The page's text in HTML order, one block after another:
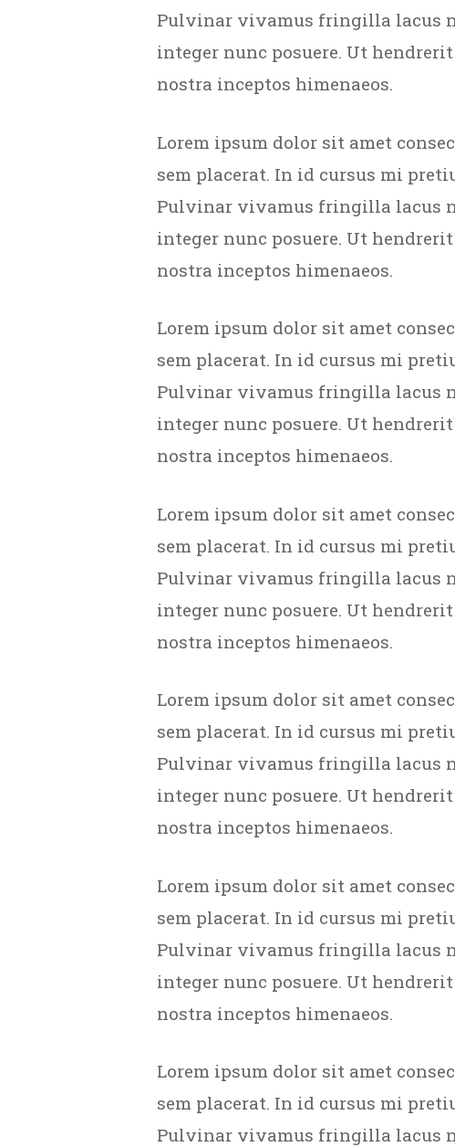
Pulvinar vivamus fringilla lacus
integer nunc posuere. Ut
nostra inceptos himenaeos.
Lorem ipsum dolor sit amet
sem placerat. In id cursus mi
Pulvinar vivamus fringilla lacus
integer nunc posuere. Ut
nostra inceptos himenaeos.
Lorem ipsum dolor sit amet
sem placerat. In id cursus mi
Pulvinar vivamus fringilla lacus
integer nunc posuere. Ut
nostra inceptos himenaeos.
Lorem ipsum dolor sit amet
sem placerat. In id cursus mi
Pulvinar vivamus fringilla lacus
integer nunc posuere. Ut
nostra inceptos himenaeos.
Lorem ipsum dolor sit amet
sem placerat. In id cursus mi
Pulvinar vivamus fringilla lacus
integer nunc posuere. Ut
nostra inceptos himenaeos.
Lorem ipsum dolor sit amet
sem placerat. In id cursus mi
Pulvinar vivamus fringilla lacus
integer nunc posuere. Ut
nostra inceptos himenaeos.
Lorem ipsum dolor sit amet
sem placerat. In id cursus mi
Pulvinar vivamus fringilla lacus